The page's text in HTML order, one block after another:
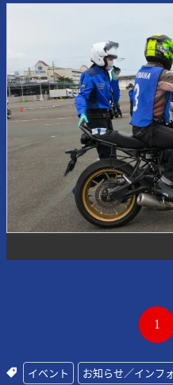
1
イベント お知らせ／インフ